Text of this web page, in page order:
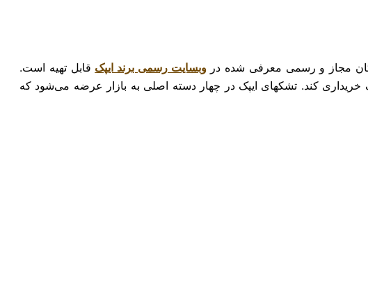
مجاز و رسمی معرفی شده دروبسایت رسمی برند ایپک قابل تهیه است.
کند. تشکهای ایپک در چهار دسته اصلی به بازار عرضه می‌شود که